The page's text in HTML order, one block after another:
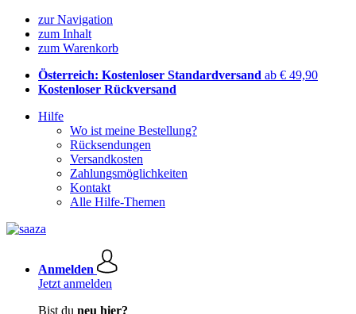
zur Navigation
zum Inhalt
zum Warenkorb
Österreich: Kostenloser Standardversand ab € 49,90
Kostenloser Rückversand
Hilfe
Wo ist meine Bestellung?
Rücksendungen
Versandkosten
Zahlungsmöglichkeiten
Kontakt
Alle Hilfe-Themen
Anmelden
Jetzt anmelden
Bist du neu hier?